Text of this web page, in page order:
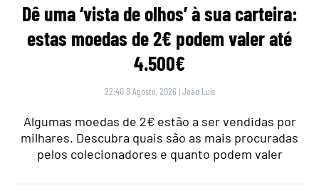
Dê uma ‘vista de olhos’ à sua carteira:
estas moedas de 2€ podem valer até
4.500€
22:40 8 Agosto, 2026 |João Luís
Algumas moedas de 2€ estão a ser vendidas por
milhares. Descubra quais são as mais procuradas
pelos colecionadores e quanto podem valer